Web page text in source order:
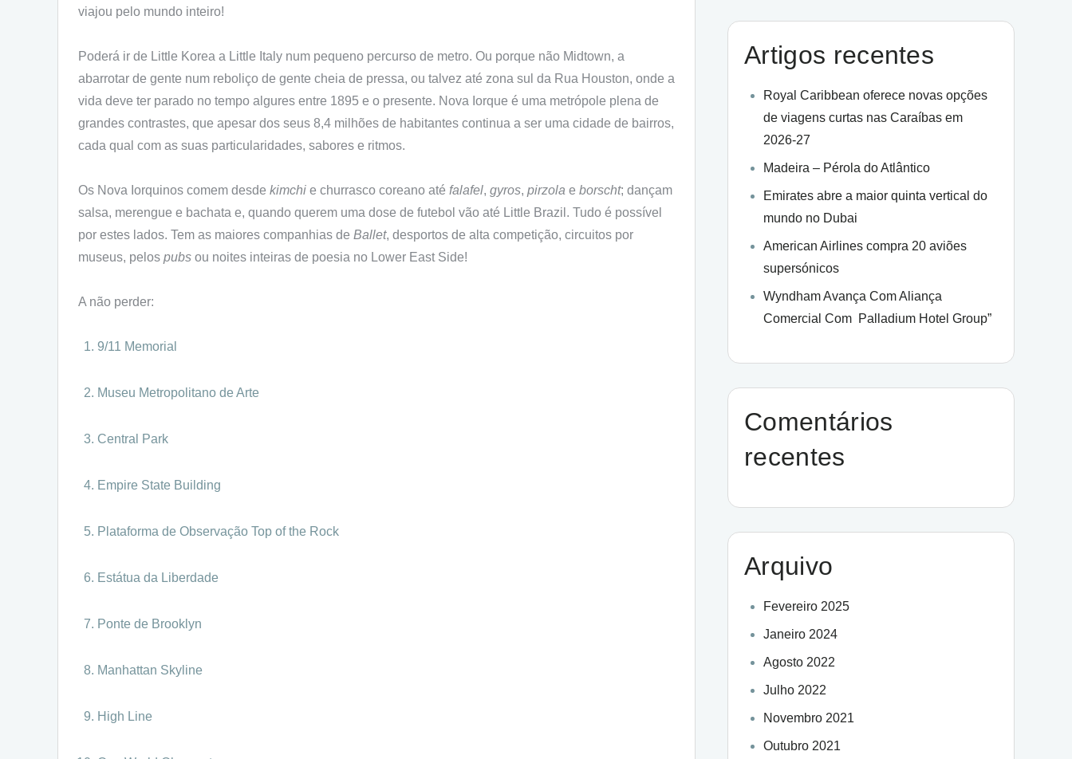
viajou pelo mundo inteiro!
Poderá ir de Little Korea a Little Italy num pequeno percurso de metro. Ou porque não Midtown, a
abarrotar de gente num reboliço de gente cheia de pressa, ou talvez até zona sul da Rua Houston, onde a
vida deve ter parado no tempo algures entre 1895 e o presente. Nova Iorque é uma metrópole plena de
grandes contrastes, que apesar dos seus 8,4 milhões de habitantes continua a ser uma cidade de bairros,
cada qual com as suas particularidades, sabores e ritmos.
Os Nova Iorquinos comem desde kimchi e churrasco coreano até falafel, gyros, pirzola e borscht; dançam
salsa, merengue e bachata e, quando querem uma dose de futebol vão até Little Brazil. Tudo é possível
por estes lados. Tem as maiores companhias de Ballet, desportos de alta competição, circuitos por
museus, pelos pubs ou noites inteiras de poesia no Lower East Side!
A não perder:
9/11 Memorial
Museu Metropolitano de Arte
Central Park
Empire State Building
Plataforma de Observação Top of the Rock
Estátua da Liberdade
Ponte de Brooklyn
Manhattan Skyline
High Line
Artigos recentes
Royal Caribbean oferece novas opções
de viagens curtas nas Caraíbas em
2026-27
Madeira – Pérola do Atlântico
Emirates abre a maior quinta vertical do
mundo no Dubai
American Airlines compra 20 aviões
supersónicos
Wyndham Avança Com Aliança
Comercial Com Palladium Hotel Group”
Comentários
recentes
Arquivo
Fevereiro 2025
Janeiro 2024
Agosto 2022
Julho 2022
Novembro 2021
Outubro 2021